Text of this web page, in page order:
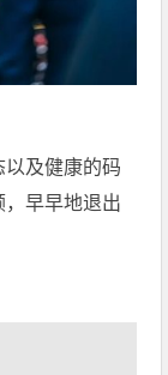
及健康的码
早早地退出